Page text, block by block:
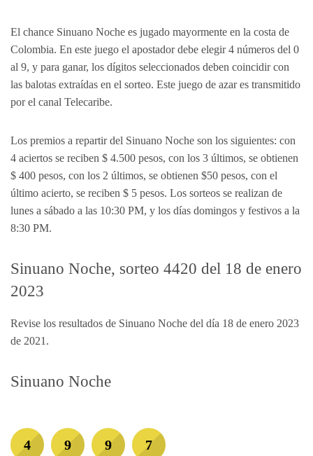
El chance Sinuano Noche es jugado mayormente en la costa de
Colombia. En este juego el apostador debe elegir 4 números del 0
al 9, y para ganar, los dígitos seleccionados deben coincidir con
las balotas extraídas en el sorteo. Este juego de azar es transmitido
por el canal Telecaribe.
Los premios a repartir del Sinuano Noche son los siguientes: con
4 aciertos se reciben $ 4.500 pesos, con los 3 últimos, se obtienen
$ 400 pesos, con los 2 últimos, se obtienen $50 pesos, con el
último acierto, se reciben $ 5 pesos. Los sorteos se realizan de
lunes a sábado a las 10:30 PM, y los días domingos y festivos a la
8:30 PM.
Sinuano Noche, sorteo 4420 del 18 de enero
2023
Revise los resultados de Sinuano Noche del día 18 de enero 2023
de 2021.
Sinuano Noche
4 9 9 7